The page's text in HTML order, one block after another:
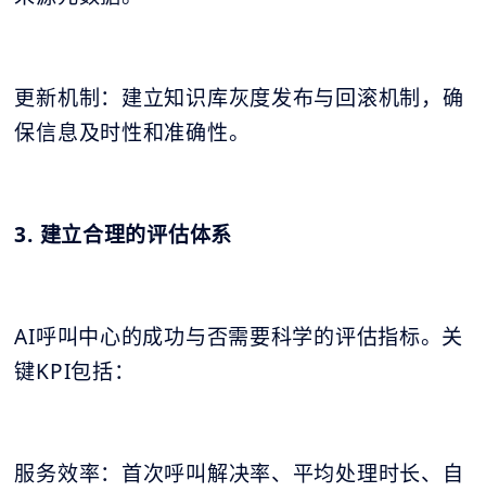
更新机制：建立知识库灰度发布与回滚机制，确
保信息及时性和准确性。
3. 建立合理的评估体系
AI呼叫中心的成功与否需要科学的评估指标。关
键KPI包括：
服务效率：首次呼叫解决率、平均处理时长、自